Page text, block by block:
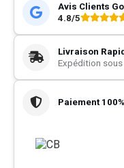
Avis Clients
4.8/5
Livraison
Expédition
Paiement